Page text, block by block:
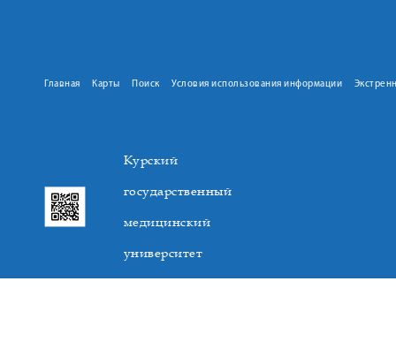
Главная Карты Поиск Условия использования информации
Курский
государственный
медицинский
университет